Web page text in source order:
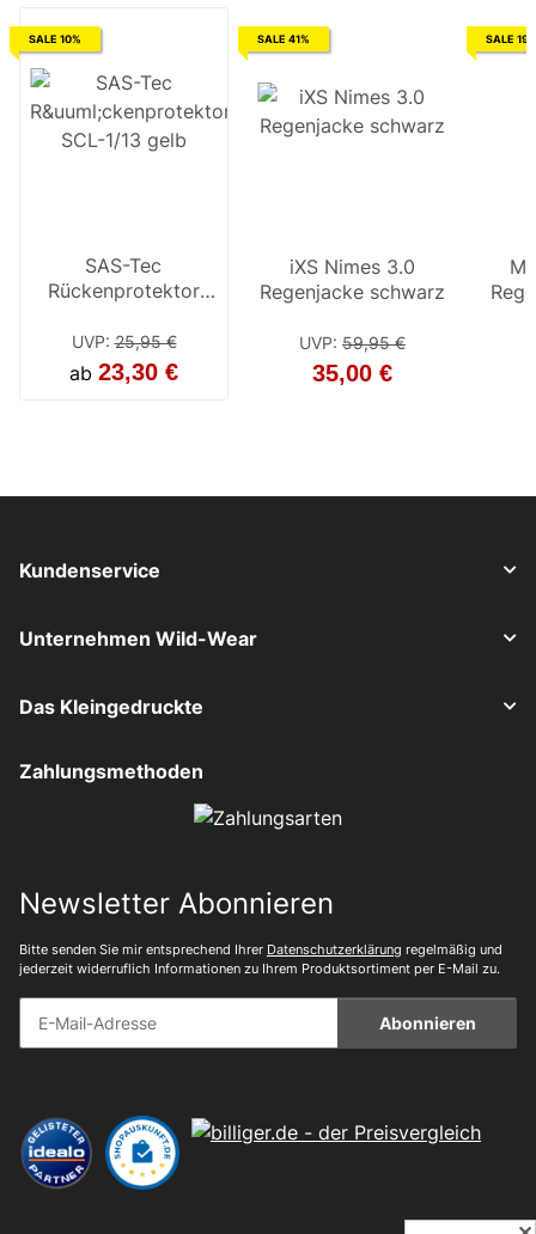
SALE 10%
SAS-Tec
Rückenprotektor
UVP:25,95 €
ab 23,30 €
SALE 41%
iXS Nimes 3.0
Regenjacke schwarz
UVP: 59,95 €
35,00 €
SALE
Kundenservice
Unternehmen Wild-Wear
Das Kleingedruckte
Zahlungsmethoden
Newsletter Abonnieren
Bitte senden Sie mir entsprechend Ihrer Datenschutzerklärung regelmäßig und
jederzeit widerruflich Informationen zu Ihrem Produktsortiment per E-Mail zu.
Abonnieren